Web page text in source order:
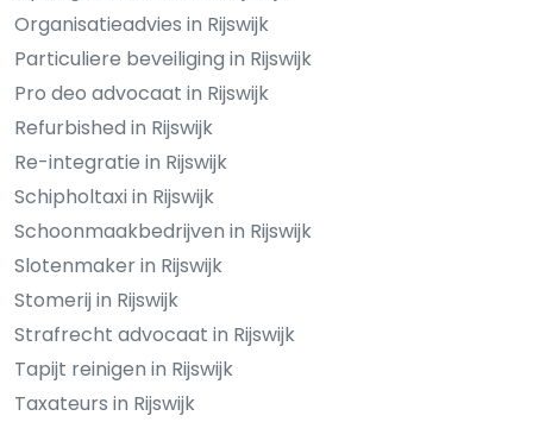
Organisatieadvies in Rijswijk
Particuliere beveiliging in Rijswijk
Pro deo advocaat in Rijswijk
Refurbished in Rijswijk
Re-integratie in Rijswijk
Schipholtaxi in Rijswijk
Schoonmaakbedrijven in Rijswijk
Slotenmaker in Rijswijk
Stomerij in Rijswijk
Strafrecht advocaat in Rijswijk
Tapijt reinigen in Rijswijk
Taxateurs in Rijswijk